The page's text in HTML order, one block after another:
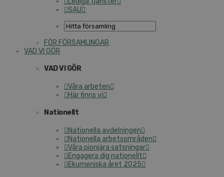
SAU
FÖR FÖRSAMLINGAR
VAD VI GÖR
VAD VI GÖR
Våra arbeten
Här finns vi
Nationellt
Nationella avdelningen
Nationella arbetsområden
Våra pionjära satsningar
Engagera dig nationellt
Ekumeniska året 2025